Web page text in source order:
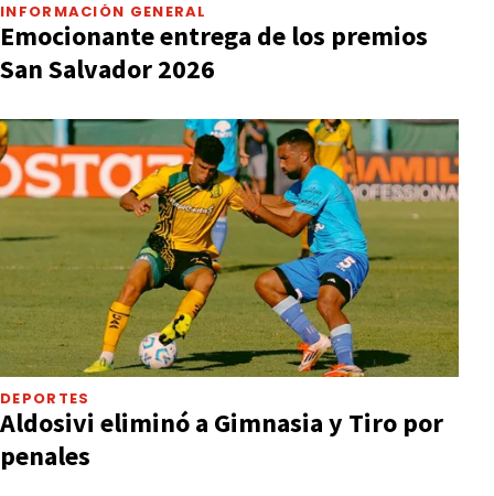
INFORMACIÓN GENERAL
Emocionante entrega de los premios
San Salvador 2026
DEPORTES
Aldosivi eliminó a Gimnasia y Tiro por
penales